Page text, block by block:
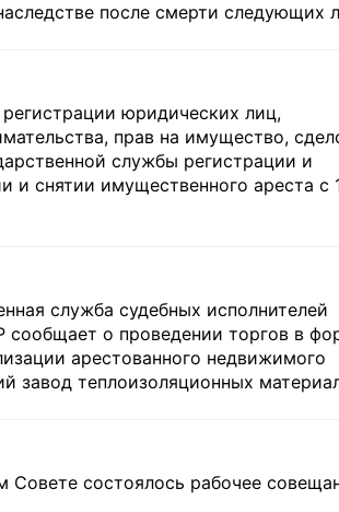
после смерти следующих
юридических лиц,
прав на имущество,
службы регистрации и
снятии имущественного ареста c
служба судебных исполнителей
о проведении торгов в
арестованного недвижимого
завод теплоизоляционных
Совете состоялось рабочее